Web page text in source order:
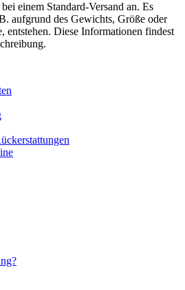
einem Standard-Versand an. Es
aufgrund des Gewichts, Größe oder
entstehen. Diese Informationen findest